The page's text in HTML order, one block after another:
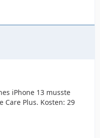
iPhone 13 musste
Plus. Kosten: 29